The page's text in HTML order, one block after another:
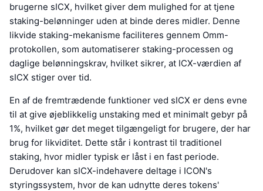
brugerne sICX, hvilket giver dem mulighed for at tjene
staking-belønninger uden at binde deres midler. Denne
likvide staking-mekanisme faciliteres gennem Omm-
protokollen, som automatiserer staking-processen og
daglige belønningskrav, hvilket sikrer, at ICX-værdien af
sICX stiger over tid.
En af de fremtrædende funktioner ved sICX er dens evne
til at give øjeblikkelig unstaking med et minimalt gebyr på
1%, hvilket gør det meget tilgængeligt for brugere, der har
brug for likviditet. Dette står i kontrast til traditionel
staking, hvor midler typisk er låst i en fast periode.
Derudover kan sICX-indehavere deltage i ICON's
styringssystem, hvor de kan udnytte deres tokens'